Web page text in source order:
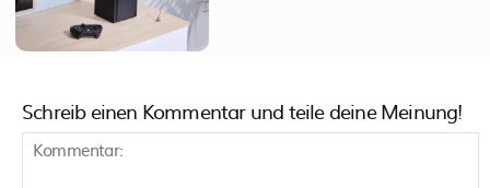
Schreib einen Kommentar und teile deine Meinung!